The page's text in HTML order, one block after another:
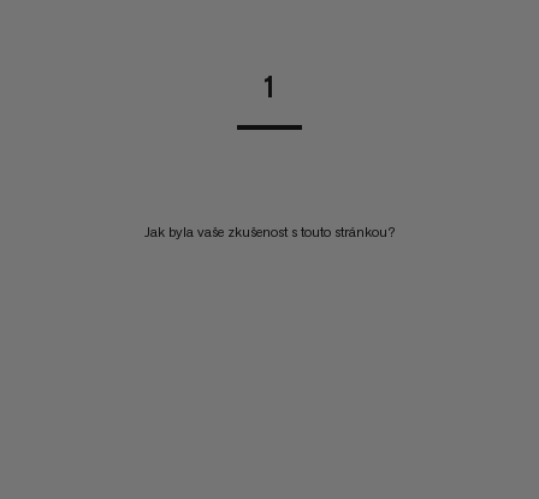
1
Jak byla vaše zkušenost s touto stránkou?